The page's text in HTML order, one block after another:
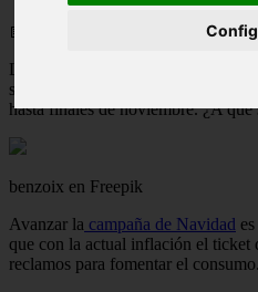
📅 05/06/2025
Llevamos viendo los turrones y los
supermercados desde octubre.
hasta finales de noviembre. ¿A qué
benzoix en Freepik
Avanzar la campaña de Navidad
que con la actual inflación el ticket
reclamos para fomentar el consumo.